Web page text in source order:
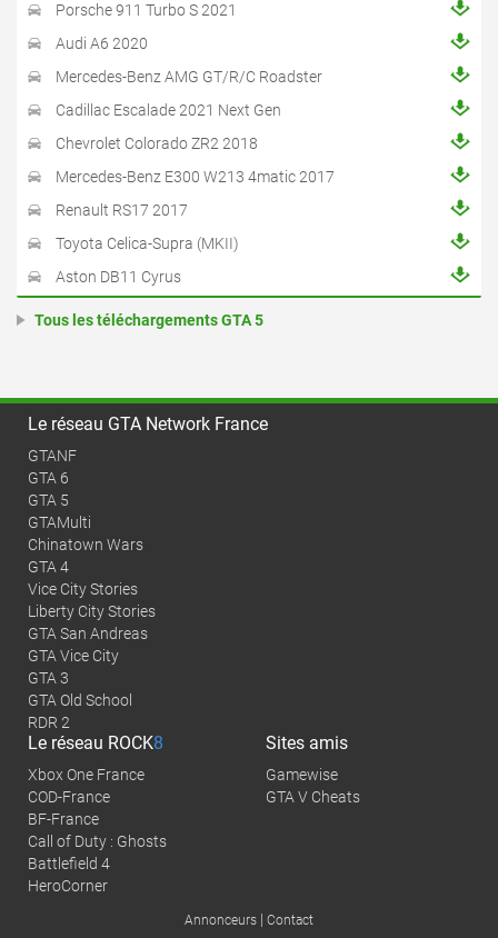
Porsche 911 Turbo S 2021
Audi A6 2020
Mercedes-Benz AMG GT/R/C Roadster
Cadillac Escalade 2021 Next Gen
Chevrolet Colorado ZR2 2018
Mercedes-Benz E300 W213 4matic 2017
Renault RS17 2017
Toyota Celica-Supra (MKII)
Aston DB11 Cyrus
Tous les téléchargements GTA 5
Le réseau GTA Network France
GTANF
GTA 6
GTA 5
GTAMulti
Chinatown Wars
GTA 4
Vice City Stories
Liberty City Stories
GTA San Andreas
GTA Vice City
GTA 3
GTA Old School
RDR 2
Le réseau ROCK8
Xbox One France
COD-France
BF-France
Call of Duty : Ghosts
Battlefield 4
HeroCorner
Sites amis
Gamewise
GTA V Cheats
Annonceurs | Contact